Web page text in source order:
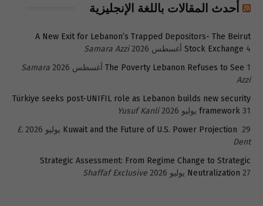
أحدث المقالات باللغة الإنجليزية
A New Exit for Lebanon’s Trapped Depositors- The Beirut
Stock Exchange 4 أغسطس 2026
Samara Azzi
The Poverty Lebanon Refuses to See 1 أغسطس 2026
Samara
Azzi
Türkiye seeks post-UNIFIL role as Lebanon builds new security
framework 31 يوليو 2026
Yusuf Kanli
Kuwait and the Future of U.S. Power Projection 29 يوليو 2026
E.
Dent
Strategic Assessment: From Regime Change to Strategic
Neutralization 27 يوليو 2026 Shaffaf Exclusive